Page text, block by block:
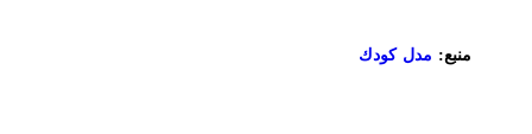
منبع:مدل كودك